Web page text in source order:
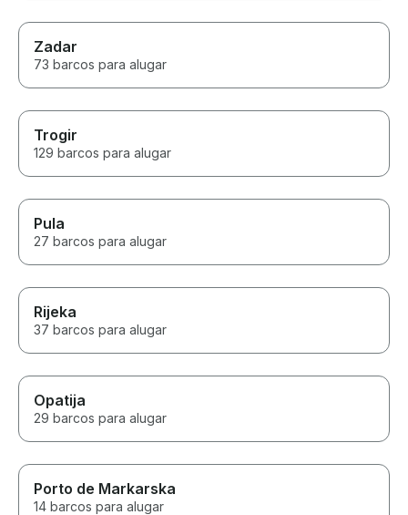
Zadar
73 barcos para alugar
Trogir
129 barcos para alugar
Pula
27 barcos para alugar
Rijeka
37 barcos para alugar
Opatija
29 barcos para alugar
Porto de Markarska
14 barcos para alugar